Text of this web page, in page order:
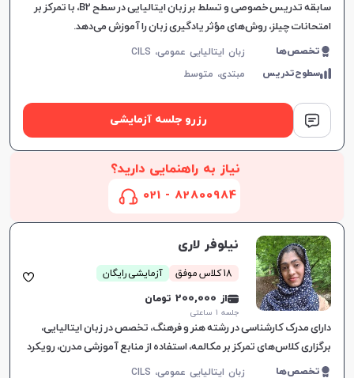
سابقه تدریس خصوصی و تسلط بر زبان ایتالیایی در سطح B2، با تمرکز بر
امتحانات چیلز، روش‌های مؤثر یادگیری زبان را آموزش می‌دهد.
تخصص‌ها
زبان ایتالیایی عمومی، CILS
سطوح‌تدریس
مبتدی، متوسط
رزرو جلسه آزمایشی
نیاز به راهنمایی دارید؟
82800984 - 021
نیلوفر لاری
18 کلاس موفق آزمایشی رایگان
از 200,000 تومان
جلسه ۱ ساعتی
دارای مدرک کارشناسی در رشته هنر و فرهنگ، تخصص در زبان ایتالیایی،
برگزاری کلاس‌های تمرکز بر مکالمه، استفاده از منابع آموزشی مدرن، رویکرد
شخصی‌سازی شده برای یادگیری زبان.
تخصص‌ها
زبان ایتالیایی عمومی، CILS